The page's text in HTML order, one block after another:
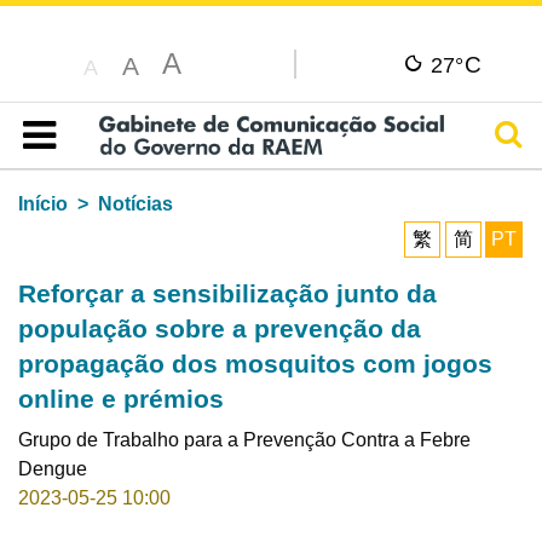
A A A 27°C
Índice
Início
Notícias
繁
简 PT
Reforçar a sensibilização junto da
população sobre a prevenção da
propagação dos mosquitos com jogos
online e prémios
Grupo de Trabalho para a Prevenção Contra a Febre
Dengue
2023-05-25 10:00